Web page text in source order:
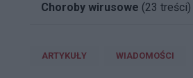
Choroby wirusowe (23 treści)
ARTYKUŁY WIADOMOŚCI